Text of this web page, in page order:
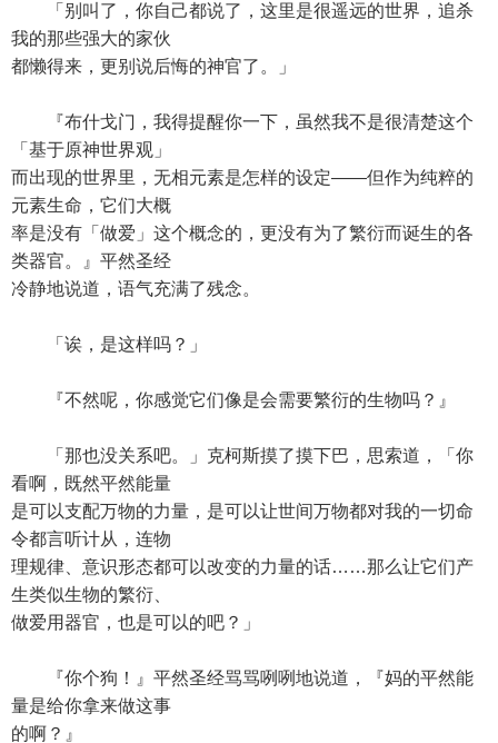
「别叫了，你自己都说了，这里是很遥远的世界，追杀
我的那些强大的家伙
都懒得来，更别说后悔的神官了。」
『布什戈门，我得提醒你一下，虽然我不是很清楚这个
「基于原神世界观」
而出现的世界里，无相元素是怎样的设定——但作为纯粹的
元素生命，它们大概
率是没有「做爱」这个概念的，更没有为了繁衍而诞生的各
类器官。』平然圣经
冷静地说道，语气充满了残念。
「诶，是这样吗？」
『不然呢，你感觉它们像是会需要繁衍的生物吗？』
「那也没关系吧。」克柯斯摸了摸下巴，思索道，「你
看啊，既然平然能量
是可以支配万物的力量，是可以让世间万物都对我的一切命
令都言听计从，连物
理规律、意识形态都可以改变的力量的话……那么让它们产
生类似生物的繁衍、
做爱用器官，也是可以的吧？」
『你个狗！』平然圣经骂骂咧咧地说道，『妈的平然能
量是给你拿来做这事
的啊？』